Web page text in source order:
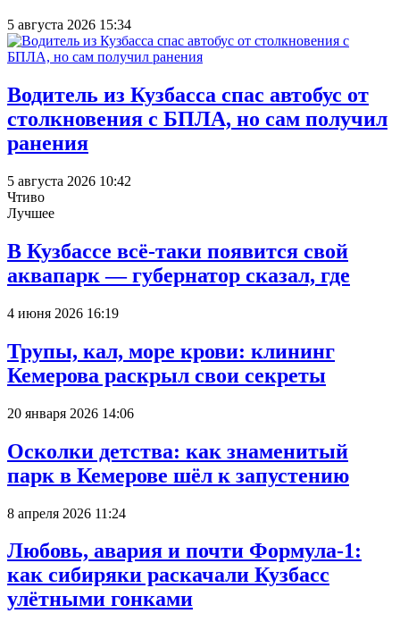
5 августа 2026 15:34
Водитель из Кузбасса спас автобус от
столкновения с БПЛА, но сам получил
ранения
5 августа 2026 10:42
Чтиво
Лучшее
В Кузбассе всё-таки появится свой
аквапарк — губернатор сказал, где
4 июня 2026 16:19
Трупы, кал, море крови: клининг
Кемерова раскрыл свои секреты
20 января 2026 14:06
Осколки детства: как знаменитый
парк в Кемерове шёл к запустению
8 апреля 2026 11:24
Любовь, авария и почти Формула-1:
как сибиряки раскачали Кузбасс
улётными гонками